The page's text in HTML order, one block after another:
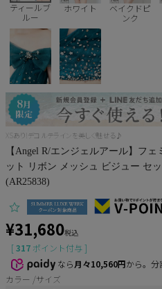
Rechercher
Pleaser
ティールブ
ルー
ホワイト
ベイクドピ
ンク
XSあり!デコルテラインを美しく魅せる♪
【Angel R/エンジェルアール】フ
ット リボン メッシュ ビジュー セ
(AR25838)
¥31,680税込
[317 ポイント付与 ]
なら月々10,560円から。分
カラー
サイズ